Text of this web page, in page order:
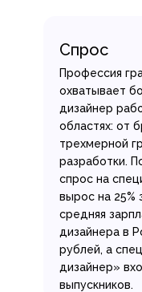
Спрос
Профессия
охватывает
дизайнер
областях: от
трехмерной
разработки.
спрос на
вырос на 25%
средняя
дизайнера в
рублей, а
дизайнер»
выпускников.